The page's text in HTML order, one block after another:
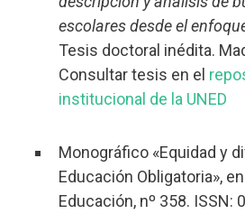
escolares desde el
Tesis doctoral inédita.
Consultar tesis en el
institucional de la UNED
Monográfico «Equidad y
Educación Obligatoria»,
Educación, nº 358. ISSN: